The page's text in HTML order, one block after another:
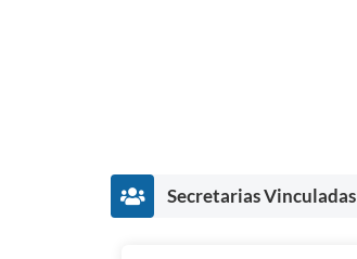
Secretarias Vinculadas